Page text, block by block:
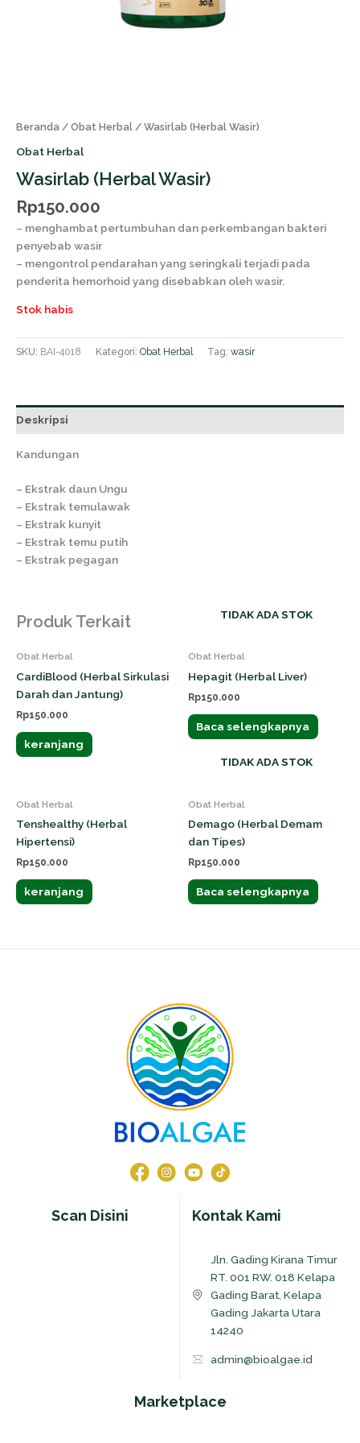
Beranda / Obat Herbal / Wasirlab (Herbal Wasir)
Obat Herbal
Wasirlab (Herbal Wasir)
Rp150.000
– menghambat pertumbuhan dan perkembangan bakteri
penyebab wasir
– mengontrol pendarahan yang seringkali terjadi pada
penderita hemorhoid yang disebabkan oleh wasir.
Stok habis
SKU: BAI-4018 Kategori: Obat Herbal Tag: wasir
Deskripsi
Kandungan
– Ekstrak daun Ungu
– Ekstrak temulawak
– Ekstrak kunyit
– Ekstrak temu putih
– Ekstrak pegagan
Produk Terkait
Obat Herbal
CardiBlood (Herbal Sirkulasi
Darah dan Jantung)
Rp150.000
keranjang
TIDAK ADA STOK
Obat Herbal
Hepagit (Herbal Liver)
Rp150.000
Baca selengkapnya
Obat Herbal
Tenshealthy (Herbal
Hipertensi)
Rp150.000
keranjang
TIDAK ADA STOK
Obat Herbal
Demago (Herbal Demam
dan Tipes)
Rp150.000
Baca selengkapnya
Scan Disini Kontak Kami
Jln. Gading Kirana Timur
RT. 001 RW. 018 Kelapa
Gading Barat, Kelapa
Gading Jakarta Utara
14240
admin@bioalgae.id
Marketplace